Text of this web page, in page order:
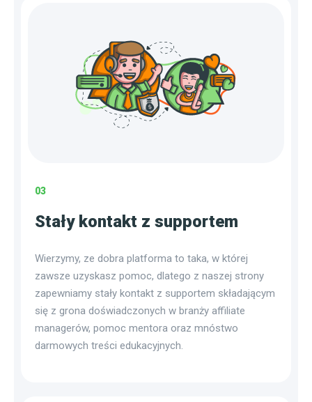
03
Stały kontakt z supportem
Wierzymy, ze dobra platforma to taka, w której
zawsze uzyskasz pomoc, dlatego z naszej strony
zapewniamy stały kontakt z supportem składającym
się z grona doświadczonych w branży affiliate
managerów, pomoc mentora oraz mnóstwo
darmowych treści edukacyjnych.